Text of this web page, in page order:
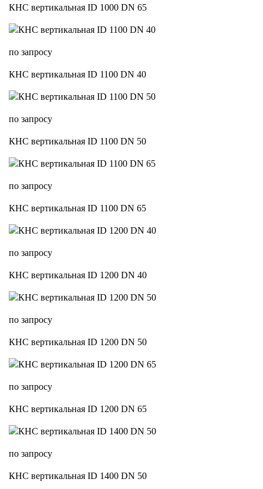
КНС вертикальная ID 1000 DN 65
по запросу
КНС вертикальная ID 1100 DN 40
по запросу
КНС вертикальная ID 1100 DN 50
по запросу
КНС вертикальная ID 1100 DN 65
по запросу
КНС вертикальная ID 1200 DN 40
по запросу
КНС вертикальная ID 1200 DN 50
по запросу
КНС вертикальная ID 1200 DN 65
по запросу
КНС вертикальная ID 1400 DN 50